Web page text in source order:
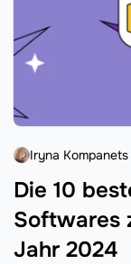
Die 10
Softwares
Jahr 2024
Iryna Kompanets